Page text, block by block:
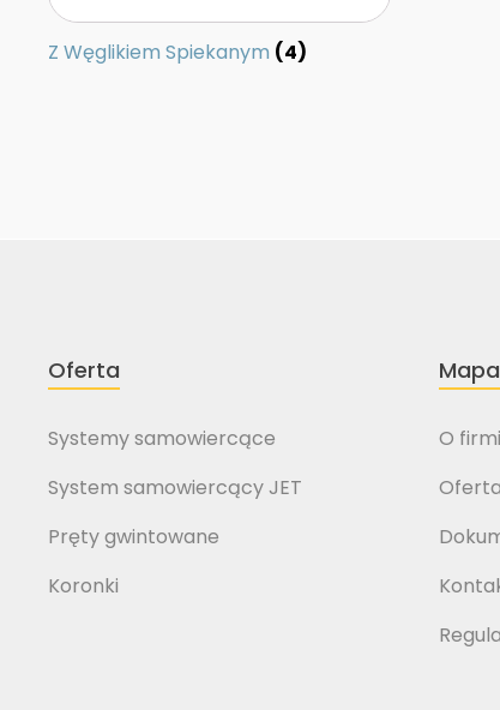
Z Węglikiem Spiekanym (4)
Oferta
Systemy samowiercące
System samowiercący JET
Pręty gwintowane
Koronki
O
Oferta